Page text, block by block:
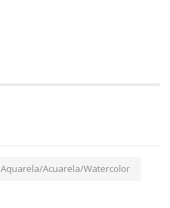
Aquarela/Acuarela/Watercolor